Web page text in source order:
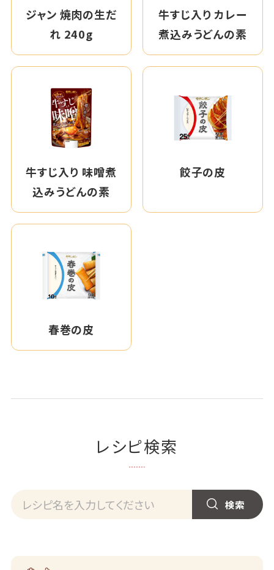
ジャン 焼肉の生だ
れ 240g
牛すじ入り カレー
煮込みうどんの素
牛すじ入り 味噌煮
込みうどんの素
餃子の皮
春巻の皮
レシピ検索